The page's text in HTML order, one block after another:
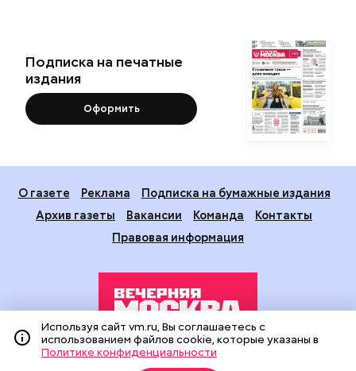
Подписка на печатные
издания
Оформить
О газете Реклама
Подписка на бумажные издания
Архив газеты
Вакансии Команда
Контакты
Правовая информация
Издание создано при финансовой поддержке Департамента
Используя сайт vm.ru, Вы соглашаетесь с
использованием файлов cookie, которые указаны в
Политике конфиденциальности